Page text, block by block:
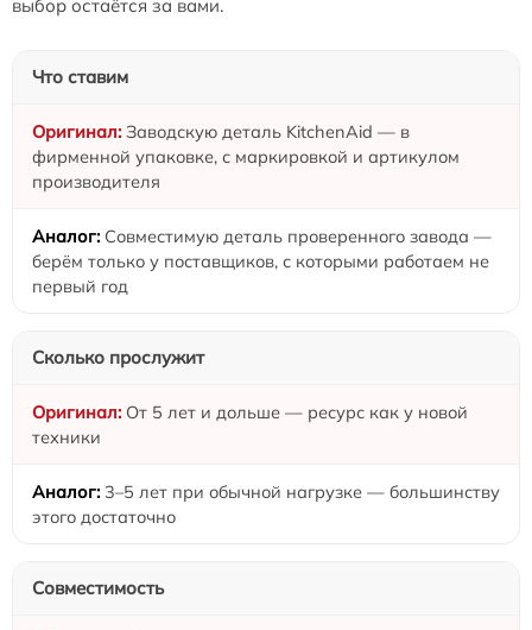
выбор остаётся за вами.
Что ставим
Заводскую деталь KitchenAid — в
фирменной упаковке, с маркировкой и артикулом
производителя
Совместимую деталь проверенного завода —
берём только у поставщиков, с которыми работаем не
первый год
Сколько прослужит
От 5 лет и дольше — ресурс как у новой
техники
3–5 лет при обычной нагрузке — большинству
этого достаточно
Совместимость